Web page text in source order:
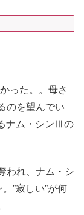
った。。母さ
のを望んでい
ナム・シンⅢの
われ、ナム・シ
”寂しい”が何